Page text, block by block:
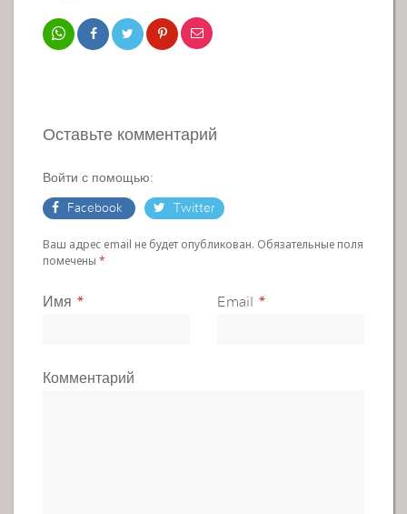
Оставьте комментарий
Войти с помощью:
Facebook Twitter
Ваш адрес email не будет опубликован. Обязательные поля
помечены*
Имя * Email *
Комментарий